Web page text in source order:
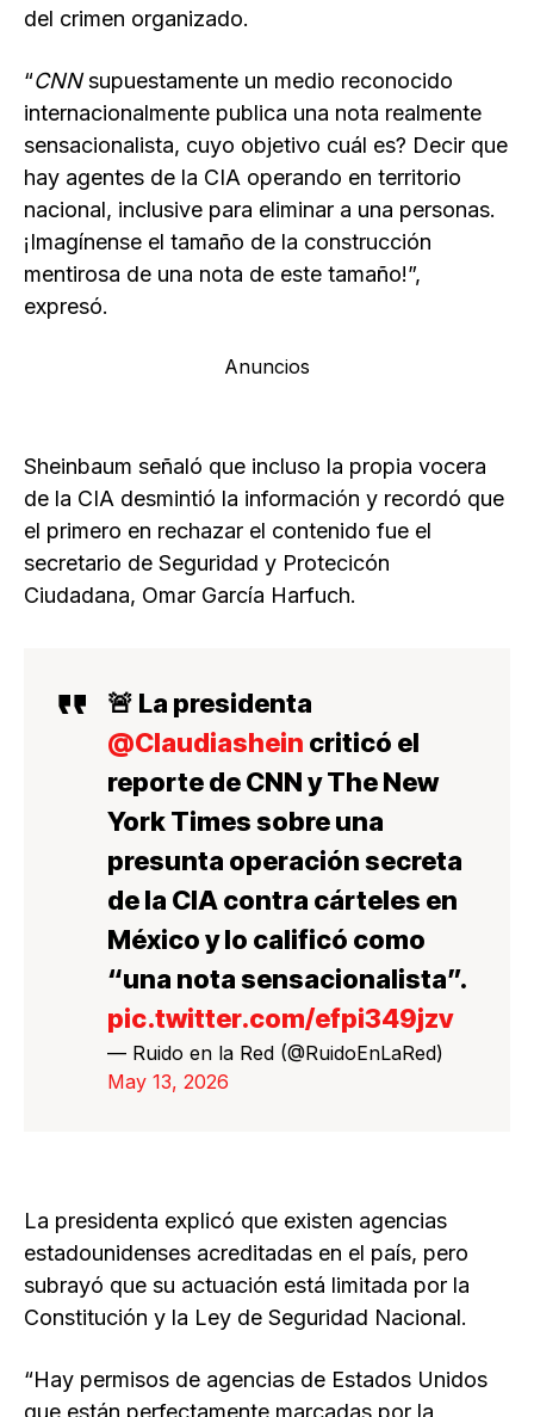
del crimen organizado.
“CNNsupuestamente un medio reconocido
internacionalmente publica una nota realmente
sensacionalista, cuyo objetivo cuál es? Decir que
hay agentes de la CIA operando en territorio
nacional, inclusive para eliminar a una personas.
¡Imagínense el tamaño de la construcción
mentirosa de una nota de este tamaño!”,
expresó.
Anuncios
Sheinbaum señaló que incluso la propia vocera
de la CIA desmintió la información y recordó que
el primero en rechazar el contenido fue el
secretario de Seguridad y Protecicón
Ciudadana, Omar García Harfuch.
🚨 La presidenta
@Claudiashein criticó el
reporte de CNN y The New
York Times sobre una
presunta operación secreta
de la CIA contra cárteles en
México y lo calificó como
“una nota sensacionalista”.
pic.twitter.com/efpi349jzv
— Ruido en la Red (@RuidoEnLaRed)
May 13, 2026
La presidenta explicó que existen agencias
estadounidenses acreditadas en el país, pero
subrayó que su actuación está limitada por la
Constitución y la Ley de Seguridad Nacional.
“Hay permisos de agencias de Estados Unidos
que están perfectamente marcadas por la